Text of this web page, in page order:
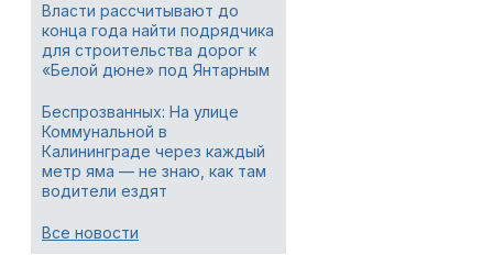
Власти рассчитывают до
конца года найти подрядчика
для строительства дорог к
«Белой дюне» под Янтарным
Беспрозванных: На улице
Коммунальной в
Калининграде через каждый
метр яма — не знаю, как там
водители ездят
Все новости